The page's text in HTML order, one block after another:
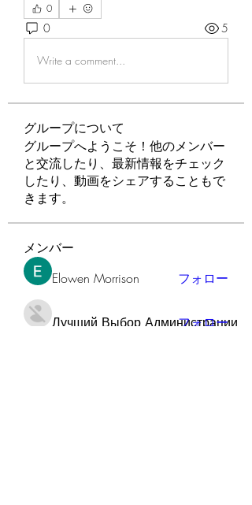
0
0 5
Write a comment...
グループについて
グループへようこそ！他のメンバー
と交流したり、最新情報をチェック
したり、動画をシェアすることもで
きます。
メンバー
Elowen Morrison フォロー
Лучший Выбор Администрации
フォロー